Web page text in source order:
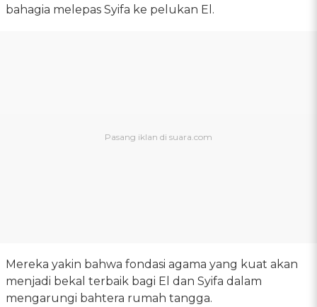
bahagia melepas Syifa ke pelukan El.
Mereka yakin bahwa fondasi agama yang kuat akan
menjadi bekal terbaik bagi El dan Syifa dalam
mengarungi bahtera rumah tangga.